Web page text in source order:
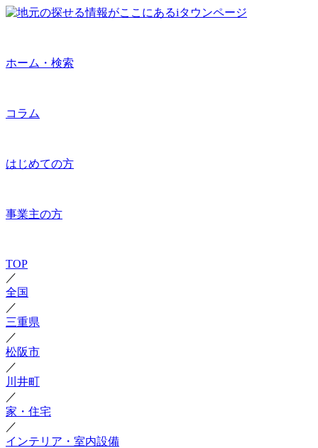
ホーム・検索
コラム
はじめての方
事業主の方
TOP
／
全国
／
三重県
／
松阪市
／
川井町
／
家・住宅
／
インテリア・室内設備